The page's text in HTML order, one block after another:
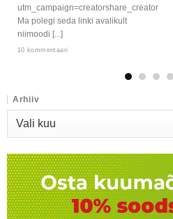
utm_campaign=creatorshare_creator
Ma polegi seda linki avalikult
niimoodi [...]
10 kommentaari
Arhiiv
Arhiiv